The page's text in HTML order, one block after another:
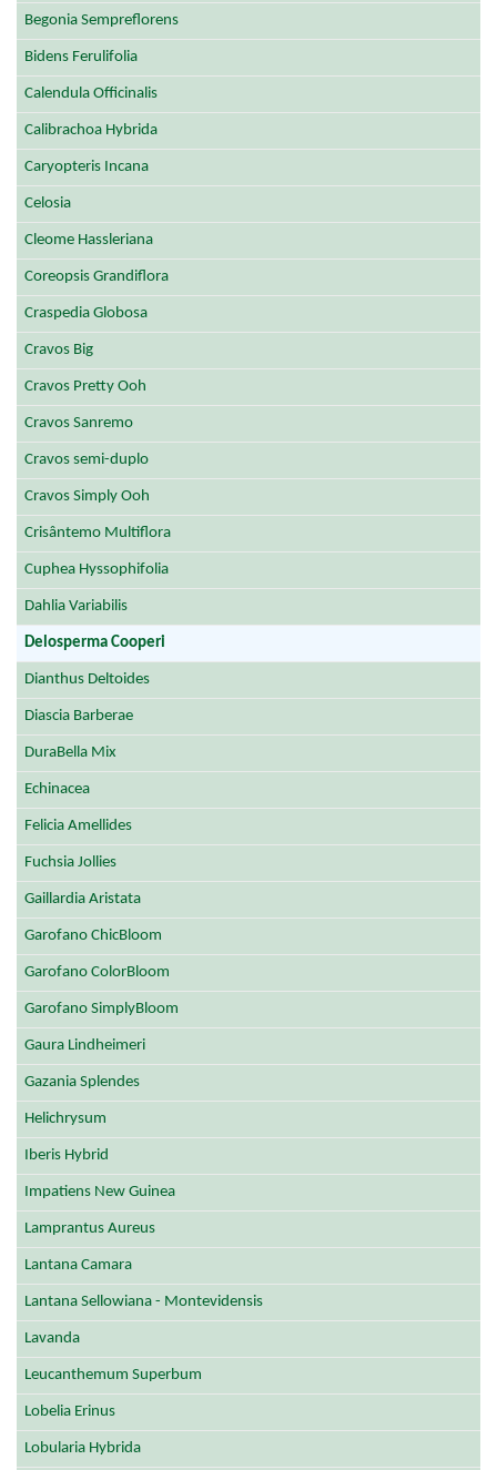
Begonia Sempreflorens
Bidens Ferulifolia
Calendula Officinalis
Calibrachoa Hybrida
Caryopteris Incana
Celosia
Cleome Hassleriana
Coreopsis Grandiflora
Craspedia Globosa
Cravos Big
Cravos Pretty Ooh
Cravos Sanremo
Cravos semi-duplo
Cravos Simply Ooh
Crisântemo Multiflora
Cuphea Hyssophifolia
Dahlia Variabilis
Delosperma Cooperi
Dianthus Deltoides
Diascia Barberae
DuraBella Mix
Echinacea
Felicia Amellides
Fuchsia Jollies
Gaillardia Aristata
Garofano ChicBloom
Garofano ColorBloom
Garofano SimplyBloom
Gaura Lindheimeri
Gazania Splendes
Helichrysum
Iberis Hybrid
Impatiens New Guinea
Lamprantus Aureus
Lantana Camara
Lantana Sellowiana - Montevidensis
Lavanda
Leucanthemum Superbum
Lobelia Erinus
Lobularia Hybrida